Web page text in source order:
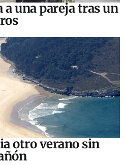
a una pareja tras un
otro verano sin